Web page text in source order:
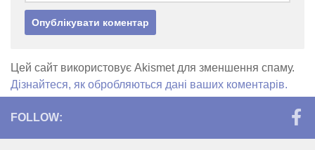
Цей сайт використовує Akismet для зменшення спаму.
Дізнайтеся, як обробляються дані ваших коментарів.
FOLLOW: